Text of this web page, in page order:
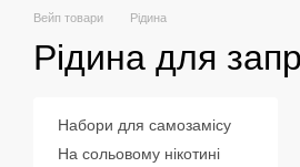
Вейп товари Рідина
Рідина для
Набори для самозамісу
На сольовому нікотині